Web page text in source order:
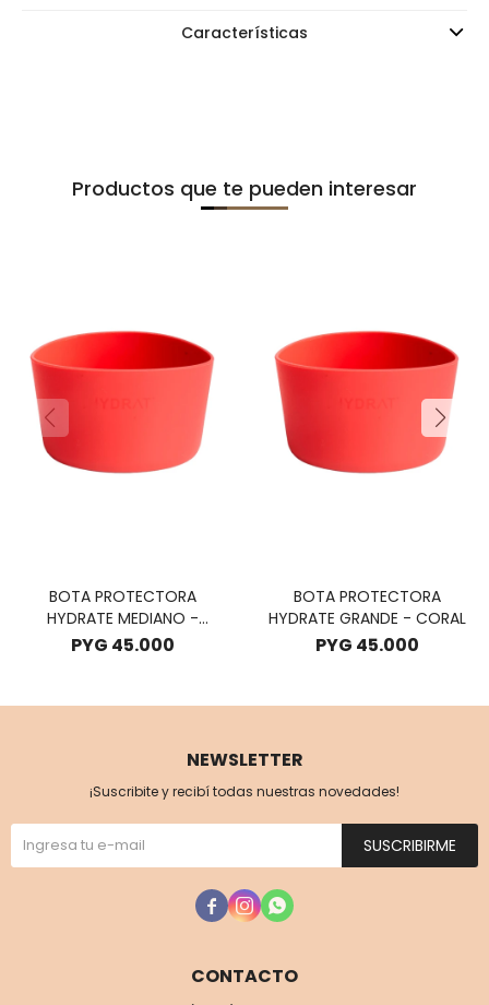
Características
Productos que te pueden interesar
BOTA PROTECTORA
HYDRATE MEDIANO -
CORAL
PYG 45.000
BOTA PROTECTORA
HYDRATE GRANDE - CORAL
PYG 45.000
CONTACTO
NEWSLETTER
¡Suscribite y recibí todas nuestras novedades!
SUSCRIBIRME
  